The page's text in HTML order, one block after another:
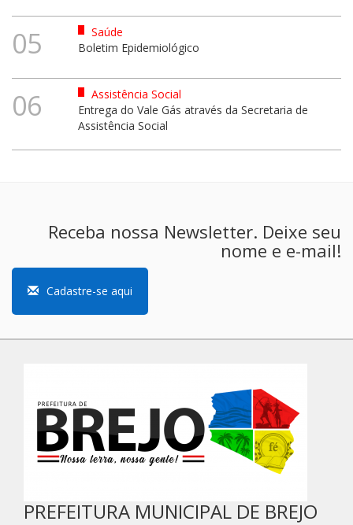
05
Saúde
Boletim Epidemiológico
06
Assistência Social
Entrega do Vale Gás através da Secretaria de
Assistência Social
Receba nossa Newsletter. Deixe seu
nome e e-mail!
Cadastre-se aqui
PREFEITURA MUNICIPAL DE BREJO